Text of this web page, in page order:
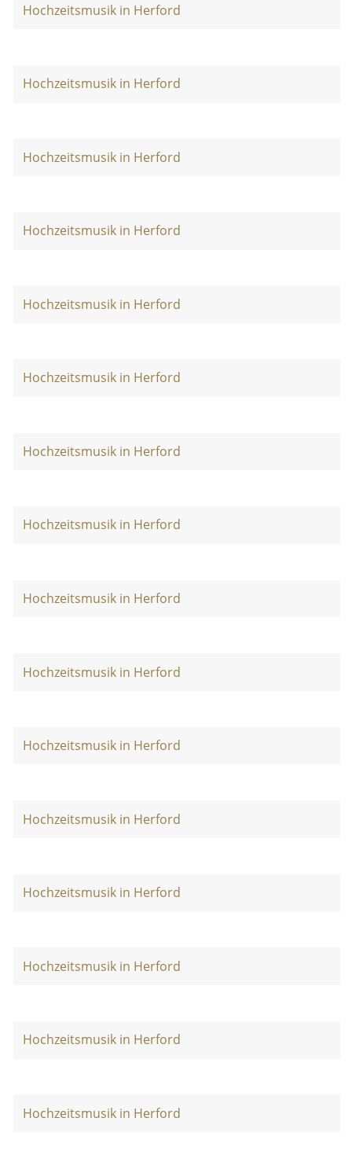
Hochzeitsmusik in Herford
Hochzeitsmusik in Herford
Hochzeitsmusik in Herford
Hochzeitsmusik in Herford
Hochzeitsmusik in Herford
Hochzeitsmusik in Herford
Hochzeitsmusik in Herford
Hochzeitsmusik in Herford
Hochzeitsmusik in Herford
Hochzeitsmusik in Herford
Hochzeitsmusik in Herford
Hochzeitsmusik in Herford
Hochzeitsmusik in Herford
Hochzeitsmusik in Herford
Hochzeitsmusik in Herford
Hochzeitsmusik in Herford